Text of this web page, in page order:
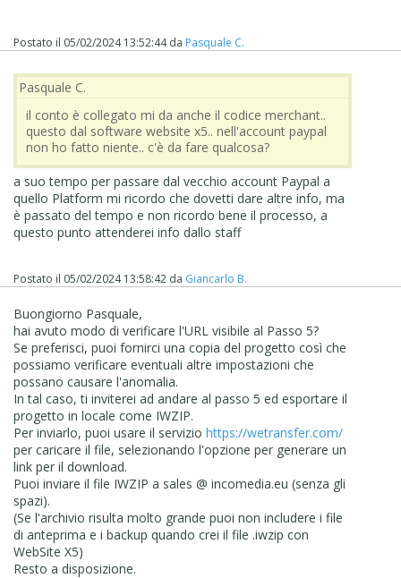
Postato il 05/02/2024 13:52:44da Pasquale C.
Pasquale C.
il conto è collegato mi da anche il codice merchant..
questo dal software website x5.. nell'account paypal
non ho fatto niente.. c'è da fare qualcosa?
a suo tempo per passare dal vecchio account Paypal a
quello Platform mi ricordo che dovetti dare altre info, ma
è passato del tempo e non ricordo bene il processo, a
questo punto attenderei info dallo staff
Postato il 05/02/2024 13:58:42 da Giancarlo B.
Buongiorno Pasquale,
hai avuto modo di verificare l'URL visibile al Passo 5?
Se preferisci, puoi fornirci una copia del progetto così che
possiamo verificare eventuali altre impostazioni che
possano causare l'anomalia.
In tal caso, ti inviterei ad andare al passo 5 ed esportare il
progetto in locale come IWZIP.
Per inviarlo, puoi usare il servizio https://wetransfer.com/
per caricare il file, selezionando l'opzione per generare un
link per il download.
Puoi inviare il file IWZIP a sales @ incomedia.eu (senza gli
spazi).
(Se l'archivio risulta molto grande puoi non includere i file
di anteprima e i backup quando crei il file .iwzip con
WebSite X5)
Resto a disposizione.